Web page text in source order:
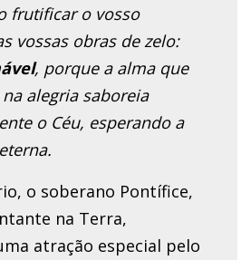
frutificar o vosso
vossas obras de zelo:
, porque a alma que
alegria saboreia
o Céu, esperando a
o soberano Pontífice,
na Terra,
atração especial pelo